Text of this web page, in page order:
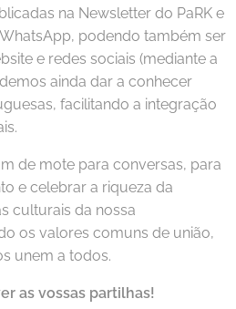
na Newsletter do PaRK e
podendo também ser
e redes sociais (mediante a
ainda dar a conhecer
facilitando a integração
de mote para conversas, para
e celebrar a riqueza da
culturais da nossa
os valores comuns de união,
unem a todos.
as vossas partilhas!